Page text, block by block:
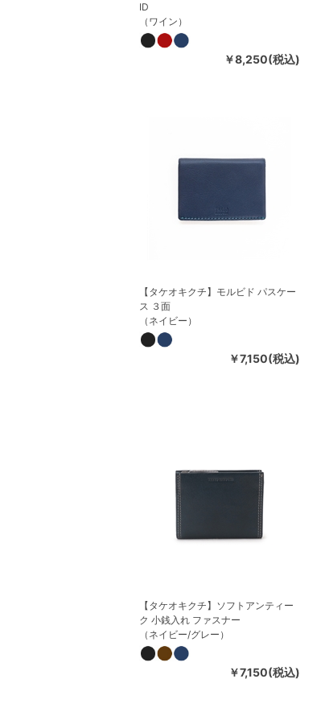
ID
（ワイン）
￥8,250(税込)
【タケオキクチ】モルビド パスケー
ス ３面
（ネイビー）
￥7,150(税込)
【タケオキクチ】ソフトアンティー
ク 小銭入れ ファスナー
（ネイビー/グレー）
￥7,150(税込)